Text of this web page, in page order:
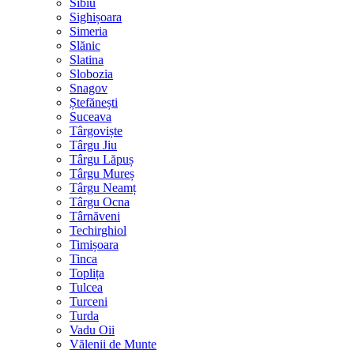
Sibiu
Sighișoara
Simeria
Slănic
Slatina
Slobozia
Snagov
Ștefănești
Suceava
Târgoviște
Târgu Jiu
Târgu Lăpuș
Târgu Mureș
Târgu Neamț
Târgu Ocna
Târnăveni
Techirghiol
Timișoara
Tinca
Toplița
Tulcea
Turceni
Turda
Vadu Oii
Vălenii de Munte